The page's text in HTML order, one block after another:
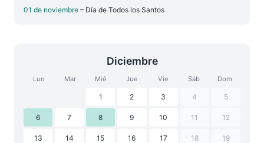
01 de noviembre – Día de Todos los Santos
Diciembre
Lun Mar Mié Jue Vie Sáb Dom
1 2 3 4 5
6 7 8 9 10 11 12
13 14 15 16 17 18 19